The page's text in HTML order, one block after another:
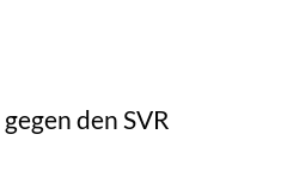
den SVR